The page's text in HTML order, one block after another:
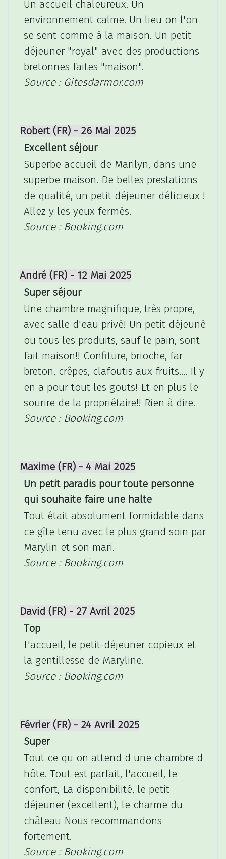
Un accueil chaleureux. Un
environnement calme. Un lieu on l'on
se sent comme à la maison. Un petit
déjeuner "royal" avec des productions
bretonnes faites "maison".
Source : Gitesdarmor.com
Robert (FR) - 26 Mai 2025
Excellent séjour
Superbe accueil de Marilyn, dans une
superbe maison. De belles prestations
de qualité, un petit déjeuner délicieux !
Allez y les yeux fermés.
Source : Booking.com
André (FR) - 12 Mai 2025
Super séjour
Une chambre magnifique, très propre,
avec salle d'eau privé! Un petit déjeuné
ou tous les produits, sauf le pain, sont
fait maison!! Confiture, brioche, far
breton, crêpes, clafoutis aux fruits.... Il y
en a pour tout les gouts! Et en plus le
sourire de la propriétaire!! Rien à dire.
Source : Booking.com
Maxime (FR) - 4 Mai 2025
Un petit paradis pour toute personne
qui souhaite faire une halte
Tout était absolument formidable dans
ce gîte tenu avec le plus grand soin par
Marylin et son mari.
Source : Booking.com
David (FR) - 27 Avril 2025
Top
L'accueil, le petit-déjeuner copieux et
la gentillesse de Maryline.
Source : Booking.com
Février (FR) - 24 Avril 2025
Super
Tout ce qu on attend d une chambre d
hôte. Tout est parfait, l'accueil, le
confort, La disponibilité, le petit
déjeuner (excellent), le charme du
château Nous recommandons
fortement.
Source : Booking.com